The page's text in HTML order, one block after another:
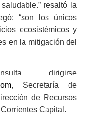
resaltó la
“son los únicos
ecosistémicos y
en la mitigación del
dirigirse
, Secretaría de
de Recursos
Capital.